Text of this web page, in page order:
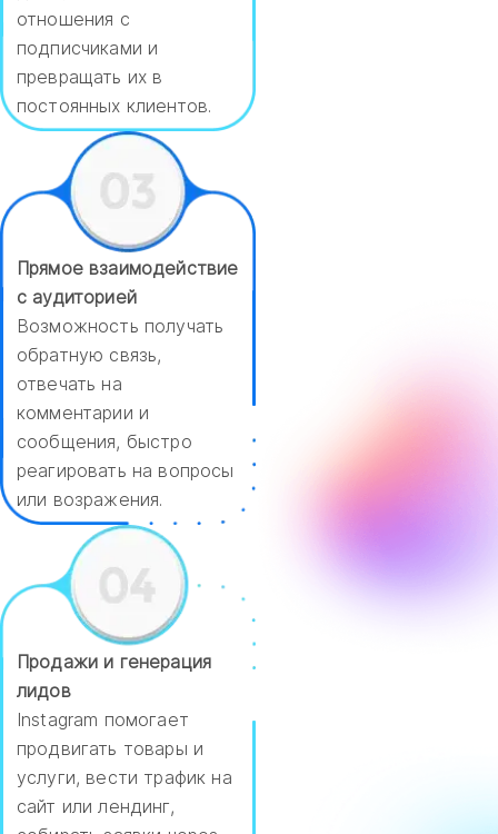
Прямое взаимодействие
с аудиторией
Возможность получать
обратную связь,
отвечать на
комментарии и
сообщения, быстро
реагировать на вопросы
или возражения.
отношения с
подписчиками и
превращать их в
постоянных клиентов.
Продажи и генерация
лидов
Instagram помогает
продвигать товары и
услуги, вести трафик на
сайт или лендинг,